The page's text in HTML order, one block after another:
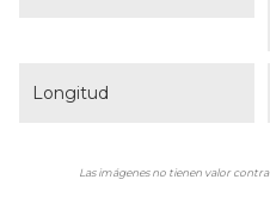
Longitud
Las imágenes no tienen valor